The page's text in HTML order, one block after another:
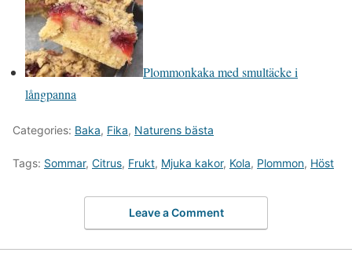
Plommonkaka med smultäcke i
långpanna
Categories: Baka, Fika, Naturens bästa
Tags: Sommar, Citrus, Frukt, Mjuka kakor, Kola, Plommon, Höst
Leave a Comment